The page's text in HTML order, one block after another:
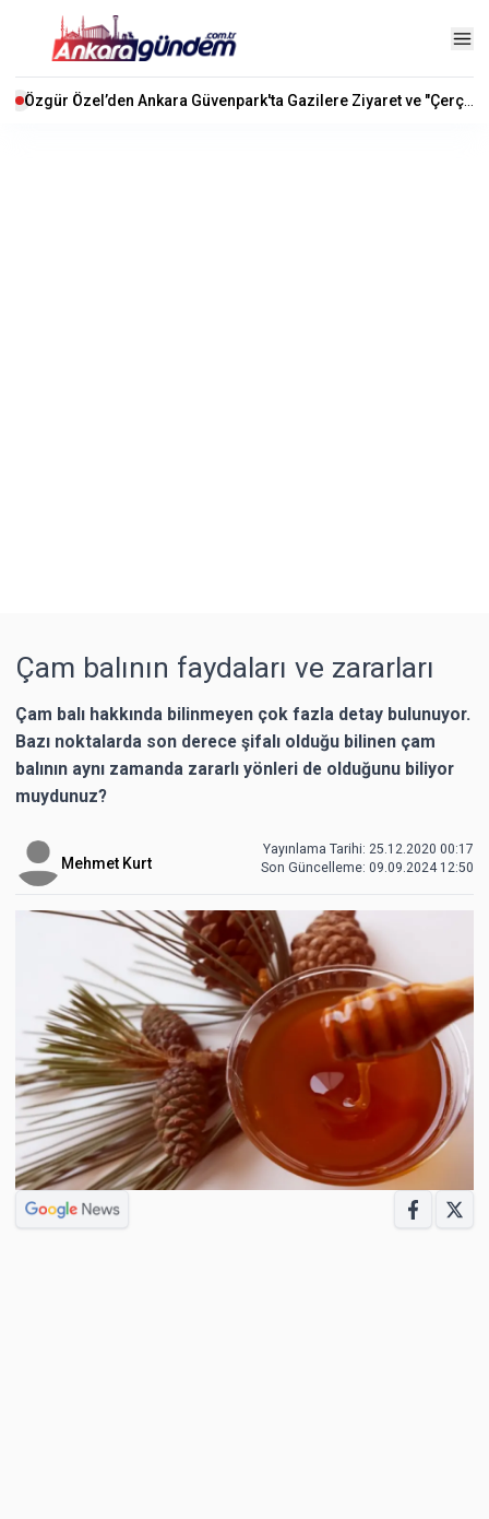
Çam balının faydaları ve zararları
Çam balı hakkında bilinmeyen çok fazla detay bulunuyor.
Bazı noktalarda son derece şifalı olduğu bilinen çam
balının aynı zamanda zararlı yönleri de olduğunu biliyor
muydunuz?
Mehmet Kurt
Yayınlama Tarihi: 25.12.2020 00:17
Son Güncelleme: 09.09.2024 12:50